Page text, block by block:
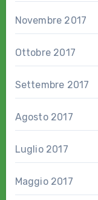
Novembre 2017
Ottobre 2017
Settembre 2017
Agosto 2017
Luglio 2017
Maggio 2017